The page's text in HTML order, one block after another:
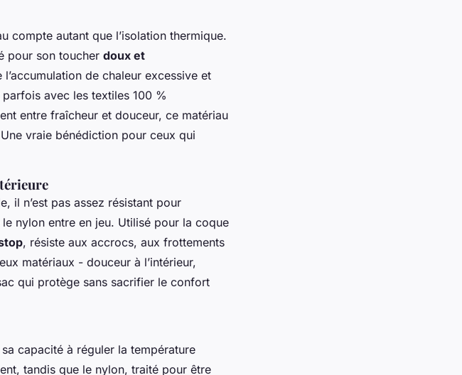
compte autant que l’isolation thermique.
pour son toucher doux et
de chaleur excessive et
avec les textiles 100 %
entre fraîcheur et douceur, ce matériau
vraie bénédiction pour ceux qui
il n’est pas assez résistant pour
nylon entre en jeu. Utilisé pour la coque
, résiste aux accrocs, aux frottements
matériaux - douceur à l’intérieur,
qui protège sans sacrifier le confort
capacité à réguler la température
tandis que le nylon, traité pour être